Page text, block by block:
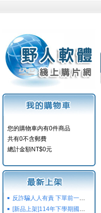
您的購物車内有0件商品
共有0不含郵費
總計金額NT$0元
反詐騙人人有責 下單前一定要注意
[新品上架]114年下學期國小國中高中命題光碟,校用卷,習作